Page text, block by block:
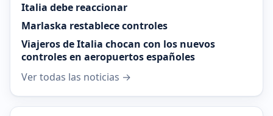
Italia debe reaccionar
Marlaska restablece controles
Viajeros de Italia chocan con los nuevos
controles en aeropuertos españoles
Ver todas las noticias →